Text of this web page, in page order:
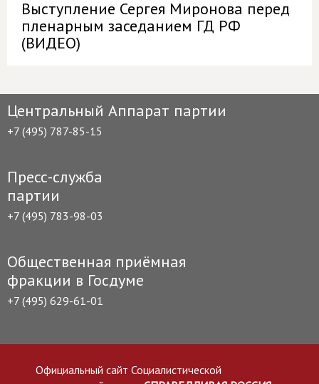
Выступление Сергея Миронова перед
пленарным заседанием ГД РФ
(ВИДЕО)
Центральный Аппарат партии
+7 (495) 787-85-15
Пресс-служба
партии
+7 (495) 783-98-03
Общественная приёмная
фракции в Госдуме
+7 (495) 629-61-01
Официальный сайт Социалистической